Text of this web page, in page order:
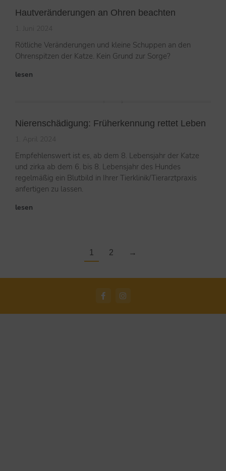
Hautveränderungen an Ohren beachten
1. Juni 2024
Rötliche Veränderungen und kleine Schuppen an den
Ohrenspitzen der Katze. Kein Grund zur Sorge?
lesen
Nierenschädigung: Früherkennung rettet Leben
1. April 2024
Empfehlenswert ist es, ab dem 8. Lebensjahr der Katze
und zirka ab dem 6. bis 8. Lebensjahr des Hundes
regelmäßig ein Blutbild in Ihrer Tierklinik/Tierarztpraxis
anfertigen zu lassen.
lesen
1 2 →